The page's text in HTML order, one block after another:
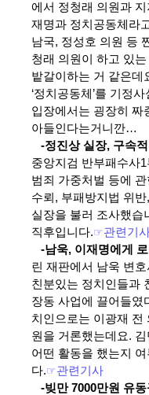
에서 정청래 의원과
재명과 정치공동체라
남국, 정성호 의원 등
청래 의원이 하고 있
밭갈이하는 거 같은데
‘정치공동체’를 기정
입장에서는 굉장히 짜
아들인다는거니깐…
-정진상 실장, 구속
중앙지검 반부패수사
범죄 가중처벌 등에
수뢰, 부패방지법 위
실장을 불러 조사했습
직후입니다.☞관련기
-남욱, 이재명에게
린 재판에서 남욱 변
친분있는 정치인들과
장동 사업에 끌어들였
치인으로는 이광재 전
원을 거론했는데요.
어떤 활동을 했는지
다.☞관련기사
-빚만 7000만원 유동